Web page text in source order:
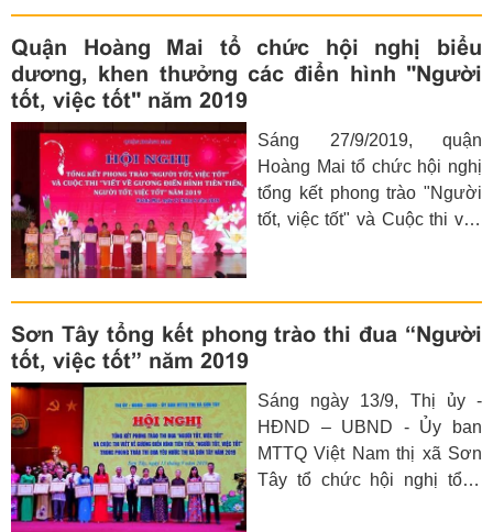
cao điểm kỷ niệm 50 năm
thực hiện di chúc của Chủ
tịch Hồ Chí Minh và 20 năm
TP Hà Nội được UNESCO
hòa bình”.
Quận Hoàng Mai tổ chức hội nghị biểu
dương, khen thưởng các điển hình "Người
tốt, việc tốt" năm 2019
Sáng 27/9/2019, quận
Hoàng Mai tổ chức hội nghị
tổng kết phong trào "Người
tốt, việc tốt" và Cuộc thi viết
Sơn Tây tổng kết phong trào thi đua “Người
tốt, việc tốt” năm 2019
Sáng ngày 13/9, Thị ủy -
HĐND – UBND - Ủy ban
MTTQ Việt Nam thị xã Sơn
Tây tổ chức hội nghị tổng